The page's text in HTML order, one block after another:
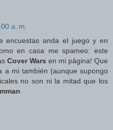
a. m.
encuestas anda el juego y en
en casa me spameo: este
Cover Wars en mi página! Que
a mi también (aunque supongo
no son ni la mitad que los